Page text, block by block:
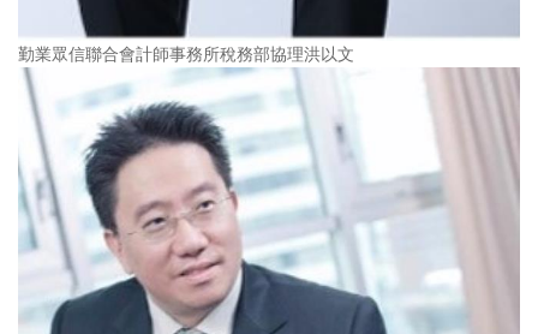
勤業眾信聯合會計師事務所稅務部協理洪以文